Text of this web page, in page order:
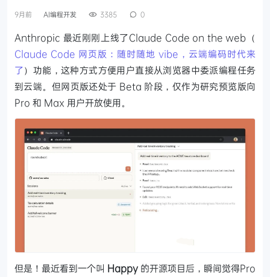
9月前 AI编程开发 3385 0
Anthropic 最近刚刚上线了Claude Code on the web（
Claude Code 网页版：随时随地 vibe，云端编码时代来
了）功能，这种方式方便用户直接从浏览器中委派编程任务
到云端。但网页版还处于 Beta 阶段，仅作为研究预览版向
Pro 和 Max 用户开放使用。
但是！最近看到一个叫 Happy 的开源项目后，瞬间觉得Pro